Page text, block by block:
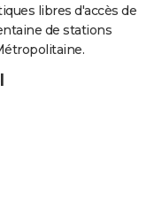
libres d'accès de
de stations